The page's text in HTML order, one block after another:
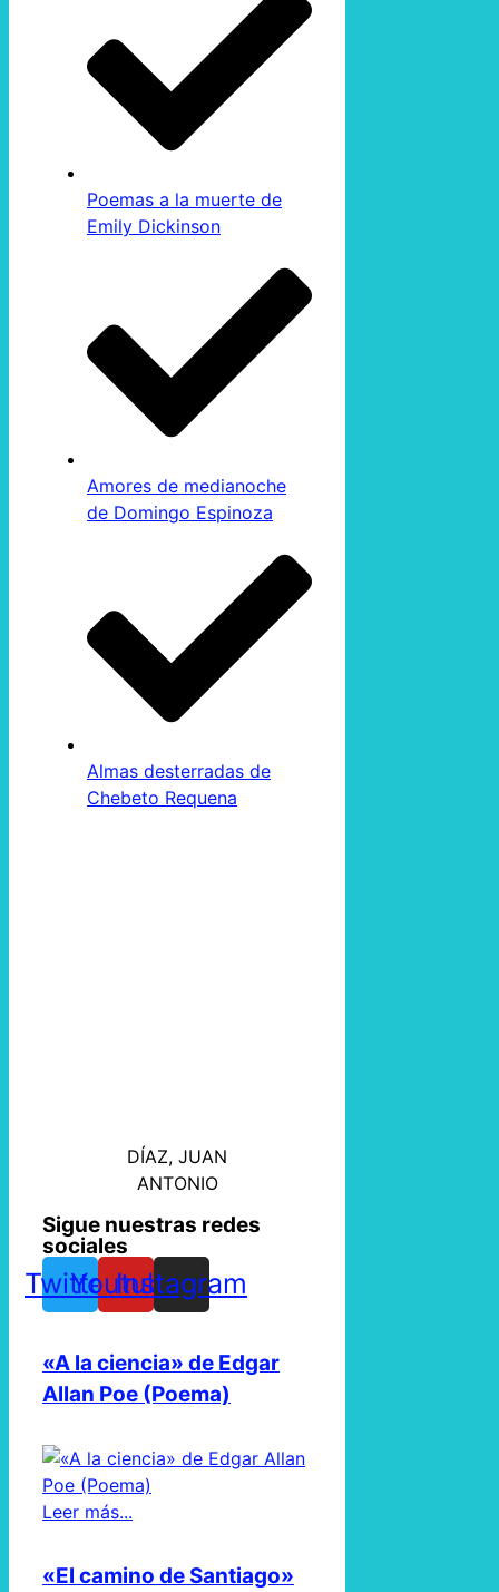
Poemas a la muerte de
Emily Dickinson
Amores de medianoche
de Domingo Espinoza
Almas desterradas de
Chebeto Requena
DÍAZ, JUAN
ANTONIO
Sigue nuestras redes
sociales
TwitterYoutube
Instagram
«A la ciencia» de Edgar
Allan Poe (Poema)
Leer más...
«El camino de Santiago»